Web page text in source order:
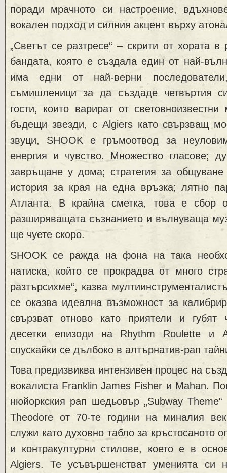
поради мрачното си настроение,
вокален подход и силния акцент върху
„Светът се разтресе“ – скрити от хората в
бандата, която е създала един от най-
има едни от най-верни
съмишленици за да създаде четвъртия
гости, които варират от
бъдещи звезди, с Algiers като свързващ
звуци, SHOOK е гръмоотвод за
енергия и чувство. Множество гласове;
завръщане у дома; стратегия за
история за края на една връзка; лятно
Атланта. В крайна сметка, това е сбор
разширяващата съзнанието и вълнуваща
ще чуете скоро.
SHOOK се ражда на фона на така
натиска, който се прокрадва от много
разтърсихме“, казва
се оказва идеална възможност за
свързват отново като приятели и губят
десетки епизоди на Rhythm Roulette и
спускайки се дълбоко в алтърнатив-рап
Това предизвиква интензивен процес на
вокалиста Franklin James Fisher и Mahan.
нюйоркския рап шедьовър „Subway
Theodore от 70-те години на миналия
служи като духовно табло за кръстосаното
и контракултурни стилове, което е в
Algiers. Те усъвършенстват уменията си